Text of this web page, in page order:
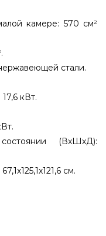
камере: 570 см²
стали.
кВт.
(ВхШхД):
см.